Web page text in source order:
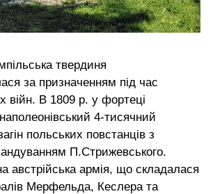
твердиня
за призначенням під час
війн. В 1809 р. у фортеці
4-тисячний
польських повстанців з
П.Стрижевського.
австрійська армія, що складалася
Мерфельда, Кеслера та